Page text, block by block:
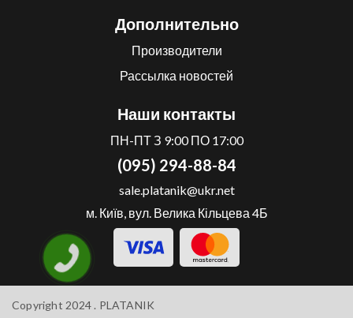
Дополнительно
Производители
Рассылка новостей
Наши контакты
ПН-ПТ З 9:00 ПО 17:00
(095) 294-88-84
sale.platanik@ukr.net
м. Київ, вул. Велика Кільцева 4Б
Copyright 2024 . PLATANIK